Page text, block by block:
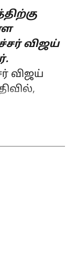
விஜய்
விஜய்